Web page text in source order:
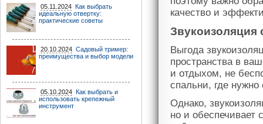
05.11.2024 Как выбрать
идеальную отвертку:
практические советы
20.10.2024 Садовый тример:
преимущества и выбор модели
05.10.2024 Как выбрать и
использовать крепежный
инструмент
качество и
Звукоизоляция
Выгода
пространства в
и отдыхом, не
спальни, где
Однако,
но и обеспечивает